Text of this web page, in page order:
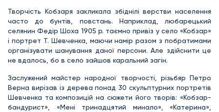
Творчість Кобзаря закликала збіднілі верстви населення
часто до бунтів, повстань. Наприклад, любарецький
селянин Федір Шоха 1905 р. таємно привіз у село «Кобзар»
і портрет Т. Шевченка, маючи намір разом з побратимами
організувати шанування даної персони. Але здійснити це
не вдалось, бо в село зайшов каральний загін.
Заслужений майстер народної творчості, різьбяр Петро
Верна вирізав із дерева понад 30 скульптурних портретів
Шевченка та композицій на сюжети його творів: «Кобзар-
бандурист», «Мені тринадцятий минало», «Катерина»,